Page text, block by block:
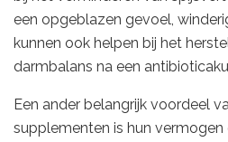
een opgeblazen gevoel,
kunnen ook helpen bij het
darmbalans na een
Een ander belangrijk voordeel
supplementen is hun